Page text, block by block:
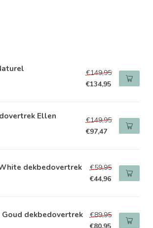
€149,95
€134,95
Ellen
€149,95
€97,47
dekbedovertrek
€59,95
€44,96
dekbedovertrek
€89,95
€80,95